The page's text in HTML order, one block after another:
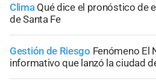
Clima Qué dice el pronóstico de
de Santa Fe
Gestión de Riesgo Fenómeno El
informativo que lanzó la ciudad